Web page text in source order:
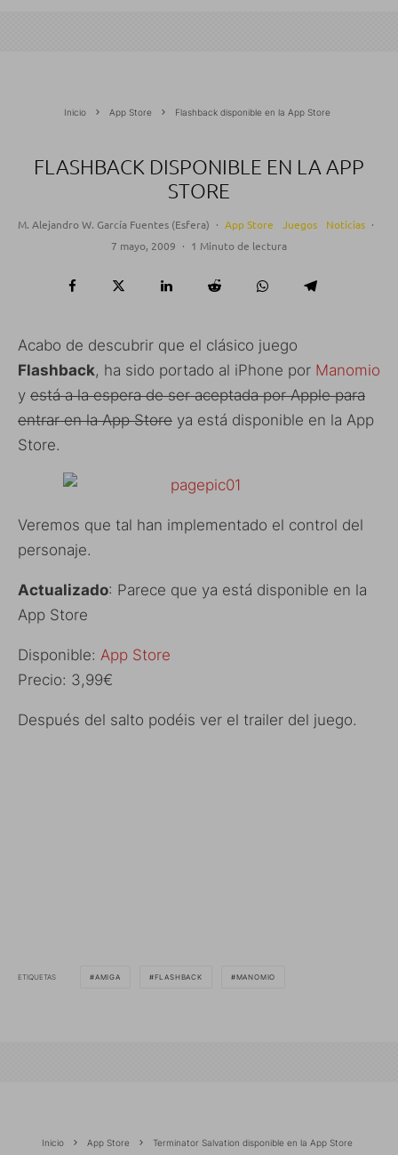
Inicio App Store Flashback disponible en la App Store
FLASHBACK DISPONIBLE EN LA APP
STORE
M. Alejandro W. García Fuentes (Esfera) · App Store Juegos Noticias ·
7 mayo, 2009 · 1 Minuto de lectura
Acabo de descubrir que el clásico juego
Flashback, ha sido portado al iPhone por Manomio
y está a la espera de ser aceptada por Apple para
entrar en la App Store ya está disponible en la App
Store.
Veremos que tal han implementado el control del
personaje.
Actualizado: Parece que ya está disponible en la
App Store
Disponible: App Store
Precio: 3,99€
Después del salto podéis ver el trailer del juego.
ETIQUETAS AMIGA FLASHBACK MANOMIO
Inicio App Store Terminator Salvation disponible en la App Store